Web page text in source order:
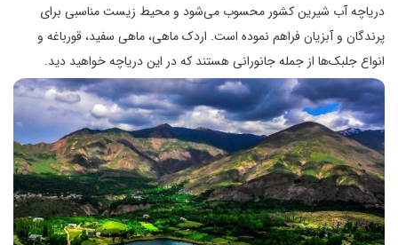
دریاچه آب شیرین کشور محسوب می‌شود و محیط زیست مناسبی برای
پرندگان و آبزیان فراهم نموده است. اردک ماهی، ماهی سفید، قورباغه و
انواع جلبک‌ها از جمله جانورانی هستند که در این دریاچه خواهید دید.